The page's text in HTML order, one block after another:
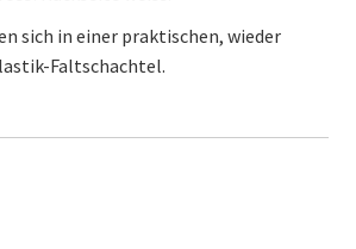
sich in einer praktischen, wieder
Faltschachtel.